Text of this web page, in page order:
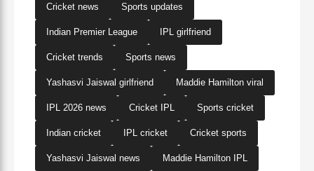
Cricket news Sports updates
Indian Premier League IPL girlfriend
Cricket trends Sports news
Yashasvi Jaiswal girlfriend Maddie Hamilton viral
IPL 2026 news Cricket IPL Sports cricket
Indian cricket IPL cricket Cricket sports
Yashasvi Jaiswal news Maddie Hamilton IPL